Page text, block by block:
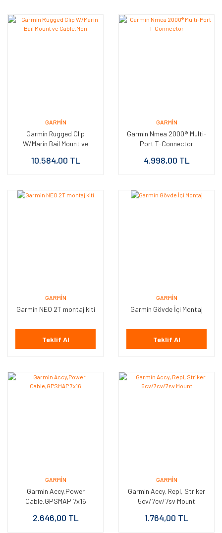
GARMIN
Garmin Rugged Clip
W/Marin Bail Mount ve
10.584,00 TL
GARMIN
Garmin Nmea 2000® Multi-
Port T-Connector
4.998,00 TL
GARMIN
Garmin NEO 2T montaj kiti
Teklif Al
GARMIN
Garmin Gövde İçi Montaj
Teklif Al
GARMIN
Garmin Accy,Power
Cable,GPSMAP 7x16
2.646,00 TL
GARMIN
Garmin Accy, Repl, Striker
5cv/7cv/7sv Mount
1.764,00 TL